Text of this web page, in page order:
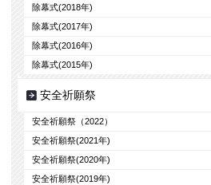
除幕式(2018年)
除幕式(2017年)
除幕式(2016年)
除幕式(2015年)
安全祈願祭
安全祈願祭（2022）
安全祈願祭(2021年)
安全祈願祭(2020年)
安全祈願祭(2019年)